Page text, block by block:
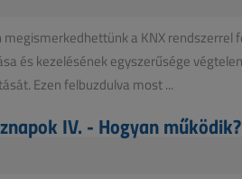
megismerkedhettünk a KNX
és kezelésének egyszerűsége
Ezen felbuzdulva most ...
IV. - Hogyan